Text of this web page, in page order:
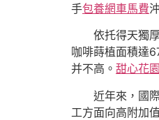
手包養網車馬費
依托得天獨
咖啡蒔植面積達
并不高。 甜心花園
近年來，國
工方面向高附加